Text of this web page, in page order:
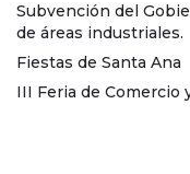
Subvención del
de áreas industriales.
Fiestas de Santa Ana
III Feria de Comercio